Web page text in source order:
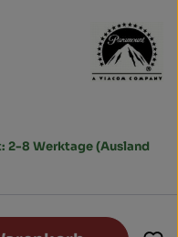
2-8 Werktage (Ausland